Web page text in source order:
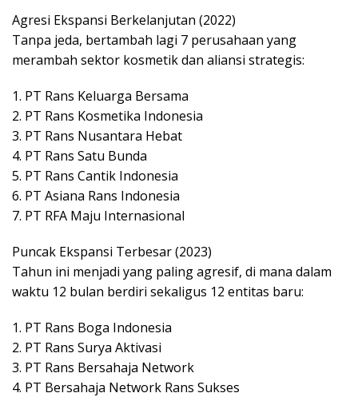
Agresi Ekspansi Berkelanjutan (2022)
Tanpa jeda, bertambah lagi 7 perusahaan yang
merambah sektor kosmetik dan aliansi strategis:
1. PT Rans Keluarga Bersama
2. PT Rans Kosmetika Indonesia
3. PT Rans Nusantara Hebat
4. PT Rans Satu Bunda
5. PT Rans Cantik Indonesia
6. PT Asiana Rans Indonesia
7. PT RFA Maju Internasional
Puncak Ekspansi Terbesar (2023)
Tahun ini menjadi yang paling agresif, di mana dalam
waktu 12 bulan berdiri sekaligus 12 entitas baru:
1. PT Rans Boga Indonesia
2. PT Rans Surya Aktivasi
3. PT Rans Bersahaja Network
4. PT Bersahaja Network Rans Sukses